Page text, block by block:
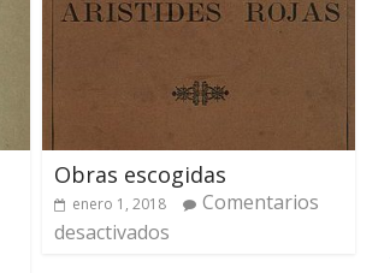
Obras escogidas
enero 1, 2018
Comentarios
desactivados